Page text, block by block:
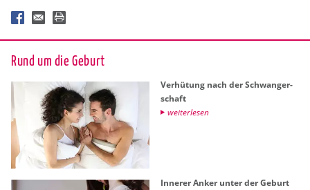
Rund um die Ge­burt
Ver­hü­tung nach der Schwan­ger­
schaft
wei­ter­le­sen
In­ne­rer Anker unter der Ge­burt